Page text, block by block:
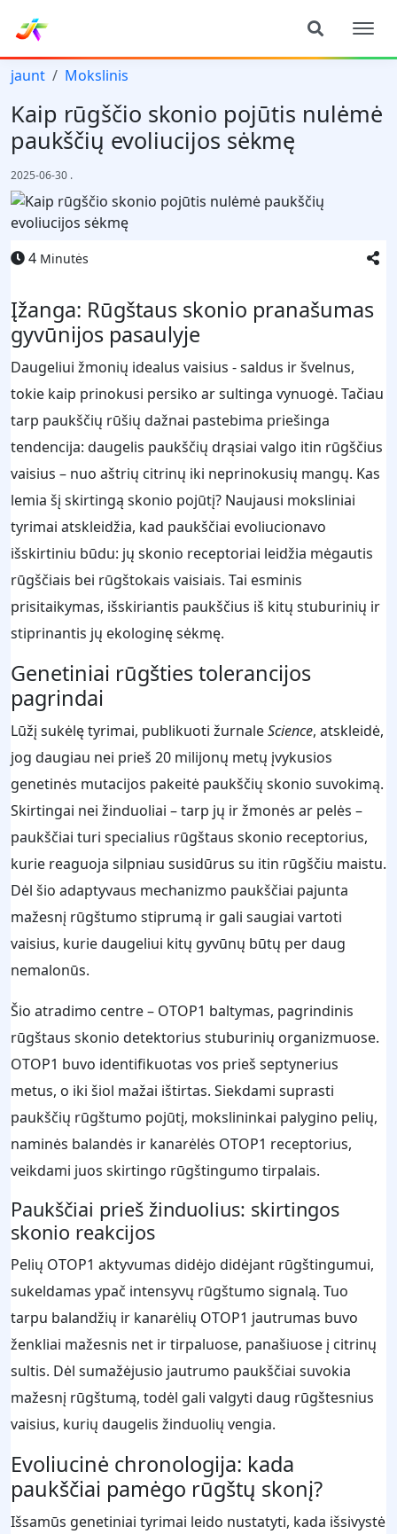
jaunt Mokslinis
Kaip rūgščio skonio pojūtis nulėmė
paukščių evoliucijos sėkmę
2025-06-30 .
4 Minutės
Įžanga: Rūgštaus skonio pranašumas
gyvūnijos pasaulyje
Daugeliui žmonių idealus vaisius - saldus ir švelnus,
tokie kaip prinokusi persiko ar sultinga vynuogė. Tačiau
tarp paukščių rūšių dažnai pastebima priešinga
tendencija: daugelis paukščių drąsiai valgo itin rūgščius
vaisius – nuo aštrių citrinų iki neprinokusių mangų. Kas
lemia šį skirtingą skonio pojūtį? Naujausi moksliniai
tyrimai atskleidžia, kad paukščiai evoliucionavo
išskirtiniu būdu: jų skonio receptoriai leidžia mėgautis
rūgščiais bei rūgštokais vaisiais. Tai esminis
prisitaikymas, išskiriantis paukščius iš kitų stuburinių ir
stiprinantis jų ekologinę sėkmę.
Genetiniai rūgšties tolerancijos
pagrindai
Lūžį sukėlę tyrimai, publikuoti žurnaleScience, atskleidė,
jog daugiau nei prieš 20 milijonų metų įvykusios
genetinės mutacijos pakeitė paukščių skonio suvokimą.
Skirtingai nei žinduoliai – tarp jų ir žmonės ar pelės –
paukščiai turi specialius rūgštaus skonio receptorius,
kurie reaguoja silpniau susidūrus su itin rūgščiu maistu.
Dėl šio adaptyvaus mechanizmo paukščiai pajunta
mažesnį rūgštumo stiprumą ir gali saugiai vartoti
vaisius, kurie daugeliui kitų gyvūnų būtų per daug
nemalonūs.
Šio atradimo centre – OTOP1 baltymas, pagrindinis
rūgštaus skonio detektorius stuburinių organizmuose.
OTOP1 buvo identifikuotas vos prieš septynerius
metus, o iki šiol mažai ištirtas. Siekdami suprasti
paukščių rūgštumo pojūtį, mokslininkai palygino pelių,
naminės balandės ir kanarėlės OTOP1 receptorius,
veikdami juos skirtingo rūgštingumo tirpalais.
Paukščiai prieš žinduolius: skirtingos
skonio reakcijos
Pelių OTOP1 aktyvumas didėjo didėjant rūgštingumui,
sukeldamas ypač intensyvų rūgštumo signalą. Tuo
tarpu balandžių ir kanarėlių OTOP1 jautrumas buvo
ženkliai mažesnis net ir tirpaluose, panašiuose į citrinų
sultis. Dėl sumažėjusio jautrumo paukščiai suvokia
mažesnį rūgštumą, todėl gali valgyti daug rūgštesnius
vaisius, kurių daugelis žinduolių vengia.
Evoliucinė chronologija: kada
paukščiai pamėgo rūgštų skonį?
Išsamūs genetiniai tyrimai leido nustatyti, kada išsivystė